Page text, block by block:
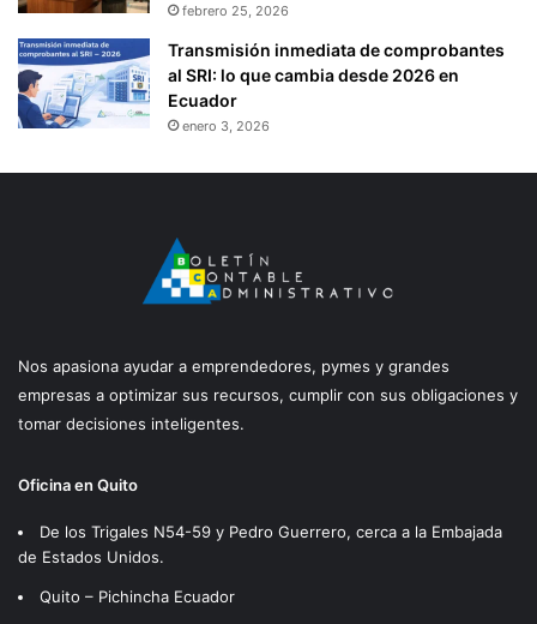
febrero 25, 2026
Transmisión inmediata de comprobantes
al SRI: lo que cambia desde 2026 en
Ecuador
enero 3, 2026
Nos apasiona ayudar a emprendedores, pymes y grandes
empresas a optimizar sus recursos, cumplir con sus obligaciones y
tomar decisiones inteligentes.
Oficina en Quito
De los Trigales N54-59 y Pedro Guerrero, cerca a la Embajada
de Estados Unidos.
Quito – Pichincha Ecuador